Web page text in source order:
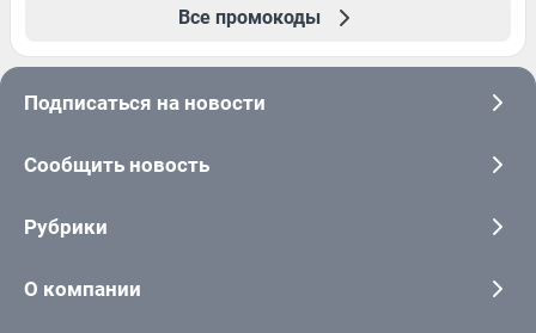
Все промокоды
Подписаться на новости
Сообщить новость
Рубрики
О компании